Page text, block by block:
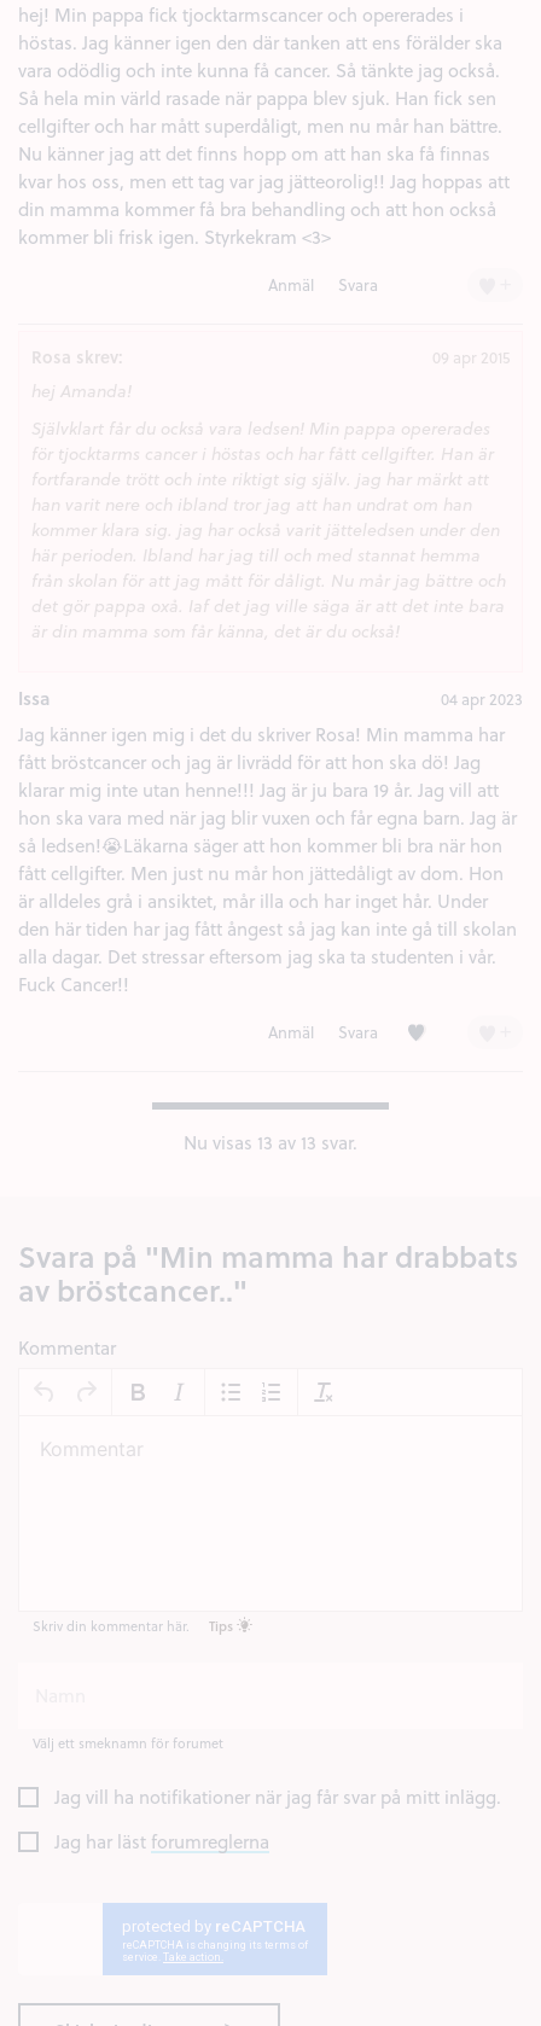
hej! Min pappa fick tjocktarmscancer och opererades i
höstas. Jag känner igen den där tanken att ens förälder ska
vara odödlig och inte kunna få cancer. Så tänkte jag också.
Så hela min värld rasade när pappa blev sjuk. Han fick sen
cellgifter och har mått superdåligt, men nu mår han bättre.
Nu känner jag att det finns hopp om att han ska få finnas
kvar hos oss, men ett tag var jag jätteorolig!! Jag hoppas att
din mamma kommer få bra behandling och att hon också
kommer bli frisk igen. Styrkekram <3>
Anmäl Svara
Rosa skrev: 09 apr 2015
hej Amanda!
Självklart får du också vara ledsen! Min pappa opererades
för tjocktarms cancer i höstas och har fått cellgifter. Han är
fortfarande trött och inte riktigt sig själv. jag har märkt att
han varit nere och ibland tror jag att han undrat om han
kommer klara sig. jag har också varit jätteledsen under den
här perioden. Ibland har jag till och med stannat hemma
från skolan för att jag mått för dåligt. Nu mår jag bättre och
det gör pappa oxå. Iaf det jag ville säga är att det inte bara
är din mamma som får känna, det är du också!
Issa 04 apr 2023
Jag känner igen mig i det du skriver Rosa! Min mamma har
fått bröstcancer och jag är livrädd för att hon ska dö! Jag
klarar mig inte utan henne!!! Jag är ju bara 19 år. Jag vill att
hon ska vara med när jag blir vuxen och får egna barn. Jag är
så ledsen!😭Läkarna säger att hon kommer bli bra när hon
fått cellgifter. Men just nu mår hon jättedåligt av dom. Hon
är alldeles grå i ansiktet, mår illa och har inget hår. Under
den här tiden har jag fått ångest så jag kan inte gå till skolan
alla dagar. Det stressar eftersom jag ska ta studenten i vår.
Fuck Cancer!!
Anmäl Svara Kärlek (1)
Nu visas 13 av 13 svar.
Svara på "Min mamma har drabbats
av bröstcancer.."
Kommentar
Skriv din kommentar här. Tips
Välj ett smeknamn för forumet
Jag vill ha notifikationer när jag får svar på mitt inlägg.
Jag har läst forumreglerna